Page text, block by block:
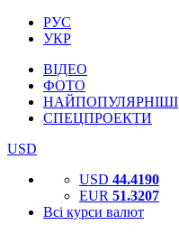
РУС
УКР
ВІДЕО
ФОТО
НАЙПОПУЛЯРНІШІ
СПЕЦПРОЕКТИ
USD
USD 44.4190
EUR 51.3207
Всі курси валют